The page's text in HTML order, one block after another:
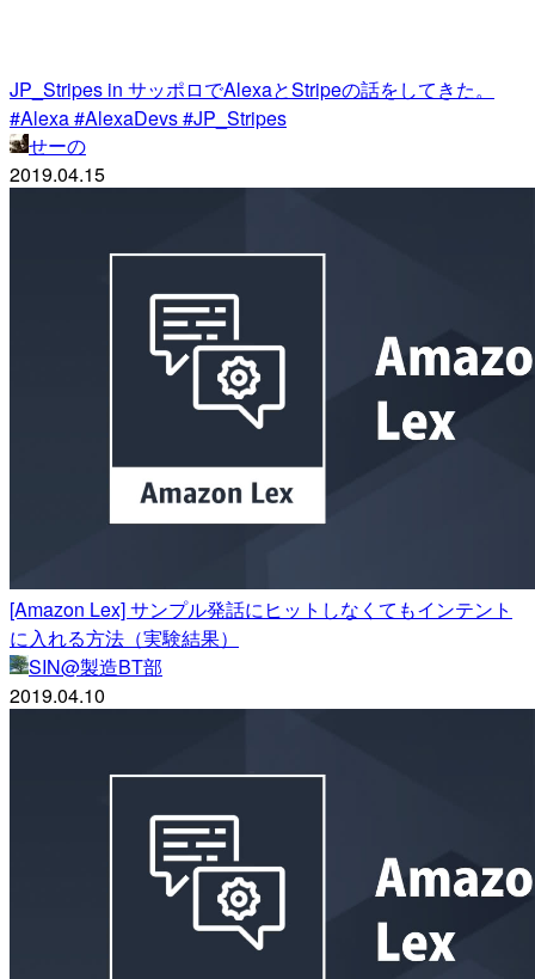
JP_Stripes in サッポロでAlexaとStripeの話をしてきた。
#Alexa #AlexaDevs #JP_Stripes
せーの
2019.04.15
[Amazon Lex] サンプル発話にヒットしなくてもインテント
に入れる方法（実験結果）
SIN@製造BT部
2019.04.10